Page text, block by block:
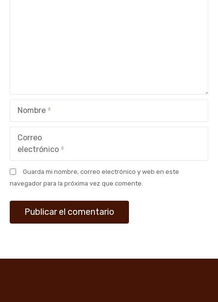
Nombre
Correo
electrónico
Guarda mi nombre, correo electrónico y web en este
navegador para la próxima vez que comente.